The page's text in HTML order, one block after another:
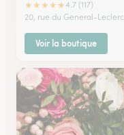
★★★★★4.7 (117)
20, rue du General-Leclerc
Voir la boutique